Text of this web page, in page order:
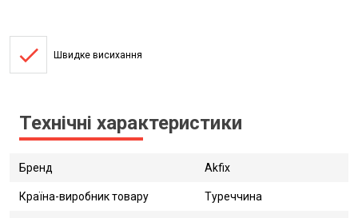
done Швидке висихання
Технічні характеристики
Бренд Akfix
Країна-виробник товару Туреччина